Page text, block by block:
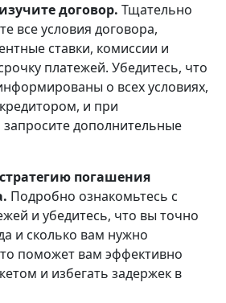
договор. Тщательно
все условия договора,
ставки, комиссии и
платежей. Убедитесь, что
о всех условиях,
и при
дополнительные
погашения
Подробно ознакомьтесь с
и убедитесь, что вы точно
и сколько вам нужно
поможет вам эффективно
и избегать задержек в